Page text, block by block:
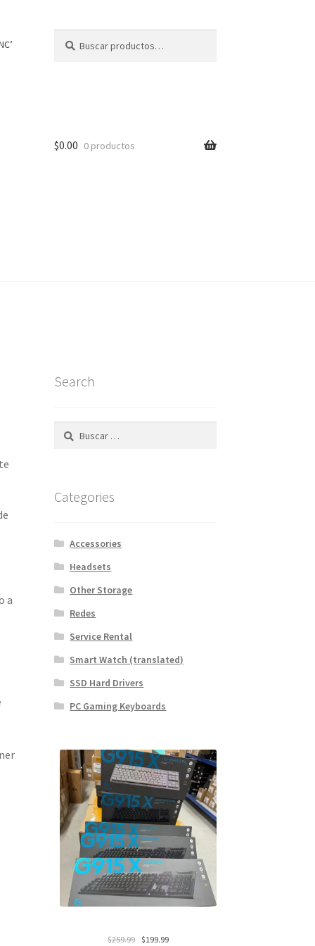
por:
$0.00 0 productos
a
Search
Buscar:
Categories
Accessories
Headsets
Other Storage
Redes
Service Rental
Smart Watch (translated)
SSD Hard Drivers
PC Gaming Keyboards
$259.99 $199.99El